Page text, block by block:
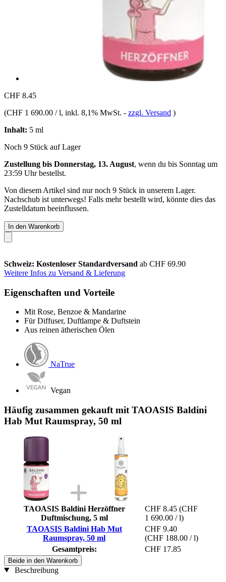
CHF 8.45
(CHF 1 690.00 / l, inkl. 8,1% MwSt. - zzgl. Versand )
Inhalt: 5 ml
Noch 9 Stück auf Lager
Zustellung bis Donnerstag, 13. August, wenn du bis Sonntag um
23:59 Uhrbestellst.
Von diesem Artikel sind nur noch 9 Stück in unserem Lager.
Nachschub ist unterwegs! Falls mehr bestellt wird, könnte dies das
Zustelldatum beeinflussen.
In den Warenkorb
Schweiz: Kostenloser Standardversand ab CHF 69.90
Weitere Infos zu Versand & Lieferung
Eigenschaften und Vorteile
Mit Rose, Benzoe & Mandarine
Für Diffuser, Duftlampe & Duftstein
Aus reinen ätherischen Ölen
NaTrue
Vegan
Häufig zusammen gekauft mit TAOASIS Baldini
Hab Mut Raumspray, 50 ml
TAOASIS Baldini Herzöffner
Duftmischung, 5 ml
CHF 8.45 (CHF
1 690.00 / l)
TAOASIS Baldini Hab Mut
Raumspray, 50 ml
CHF 9.40
(CHF 188.00 / l)
Gesamtpreis:
CHF 17.85
Beide in den Warenkorb
Beschreibung